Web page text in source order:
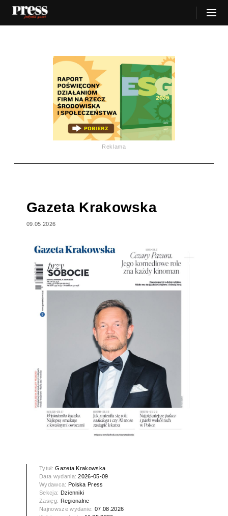
Reklama
Gazeta Krakowska
09.05.2026
Tytuł:Gazeta Krakowska
Data wydania:2026-05-09
Wydawca: Polska Press
Sekcja: Dzienniki
Zasięg: Regionalne
Najnowsze wydanie:07.08.2026